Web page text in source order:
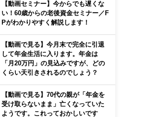
【動画セミナー】今からでも遅くな
い！60歳からの老後資金セミナー／F
Pがわかりやすく解説します！
【動画で見る】今月末で完全に引退
して年金生活に入ります。年金は
「月20万円」の見込みですが、どの
くらい天引きされるのでしょう？
【動画で見る】70代の親が「年金を
受け取らないまま」亡くなっていた
ようです。これっておかしいです